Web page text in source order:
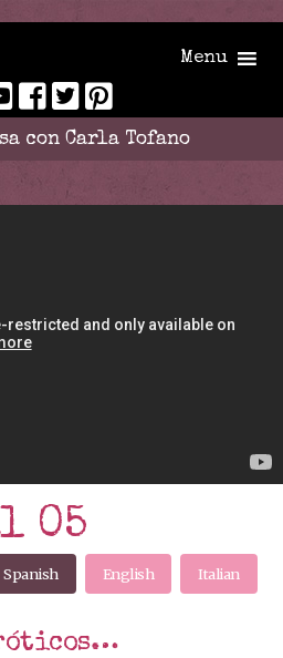
Menu
con Carla Tofano
05
Spanish English Italian